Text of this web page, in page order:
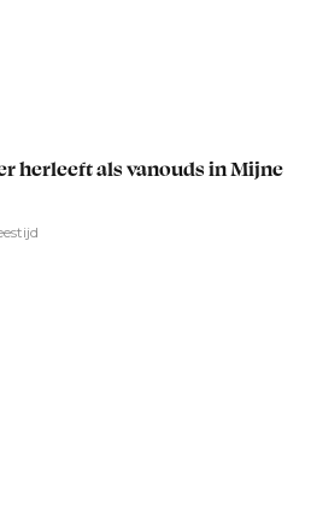
herleeft als vanouds in Mijne